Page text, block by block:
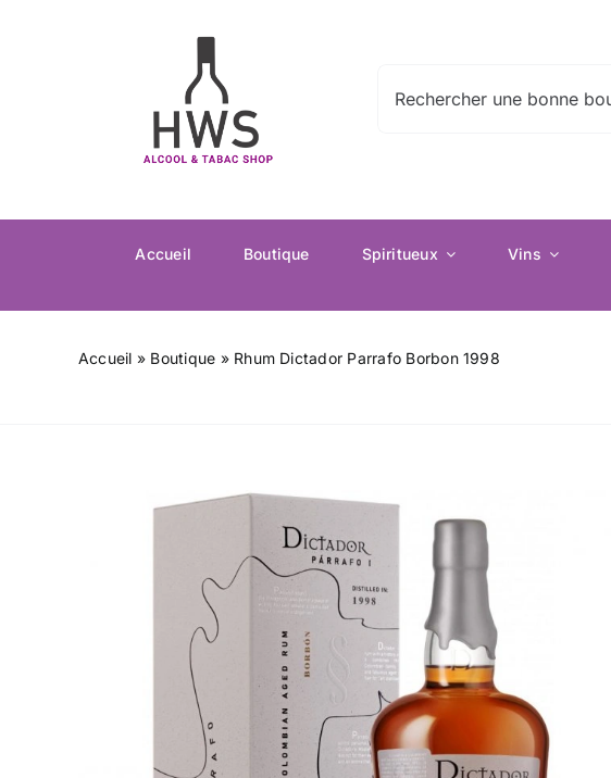
Accueil Boutique Spiritueux Vins
Accueil » Boutique » Rhum Dictador Parrafo Borbon 1998